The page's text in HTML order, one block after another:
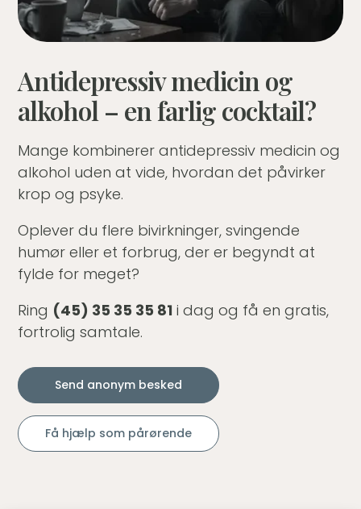
Antidepressiv medicin og
alkohol – en farlig cocktail?
Mange kombinerer antidepressiv medicin og
alkohol uden at vide, hvordan det påvirker
krop og psyke.
Oplever du flere bivirkninger, svingende
humør eller et forbrug, der er begyndt at
fylde for meget?
Ring (45) 35 35 35 81 i dag og få en gratis,
fortrolig samtale.
Send anonym besked
Få hjælp som pårørende